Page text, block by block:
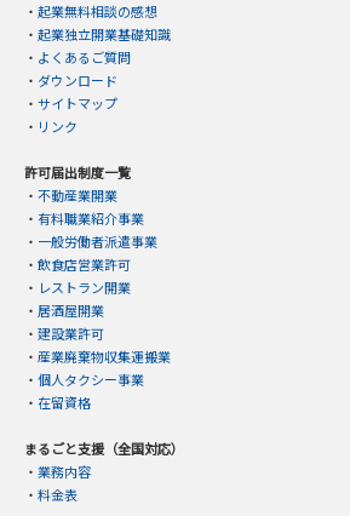
・ 起業無料相談の感想
・ 起業独立開業基礎知識
・ よくあるご質問
・ ダウンロード
・ サイトマップ
・ リンク
許可届出制度一覧
・ 不動産業開業
・ 有料職業紹介事業
・ 一般労働者派遣事業
・ 飲食店営業許可
・ レストラン開業
・ 居酒屋開業
・ 建設業許可
・ 産業廃棄物収集運搬業
・ 個人タクシー事業
・ 在留資格
まるごと支援（全国対応）
・ 業務内容
・ 料金表